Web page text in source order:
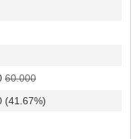
60.000
(41.67%)